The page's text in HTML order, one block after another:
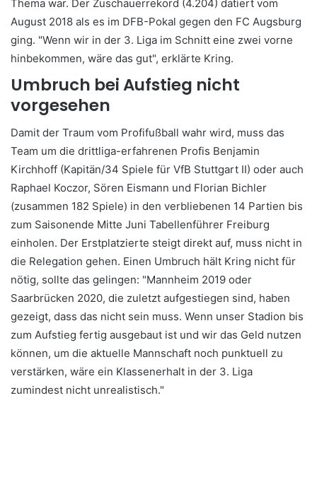
Thema war. Der Zuschauerrekord (4.204) datiert vom
August 2018 als es im DFB-Pokal gegen den FC Augsburg
ging. "Wenn wir in der 3. Liga im Schnitt eine zwei vorne
hinbekommen, wäre das gut", erklärte Kring.
Umbruch bei Aufstieg nicht
vorgesehen
Damit der Traum vom Profifußball wahr wird, muss das
Team um die drittliga-erfahrenen Profis Benjamin
Kirchhoff (Kapitän/34 Spiele für VfB Stuttgart II) oder auch
Raphael Koczor, Sören Eismann und Florian Bichler
(zusammen 182 Spiele) in den verbliebenen 14 Partien bis
zum Saisonende Mitte Juni Tabellenführer Freiburg
einholen. Der Erstplatzierte steigt direkt auf, muss nicht in
die Relegation gehen. Einen Umbruch hält Kring nicht für
nötig, sollte das gelingen: "Mannheim 2019 oder
Saarbrücken 2020, die zuletzt aufgestiegen sind, haben
gezeigt, dass das nicht sein muss. Wenn unser Stadion bis
zum Aufstieg fertig ausgebaut ist und wir das Geld nutzen
können, um die aktuelle Mannschaft noch punktuell zu
verstärken, wäre ein Klassenerhalt in der 3. Liga
zumindest nicht unrealistisch."